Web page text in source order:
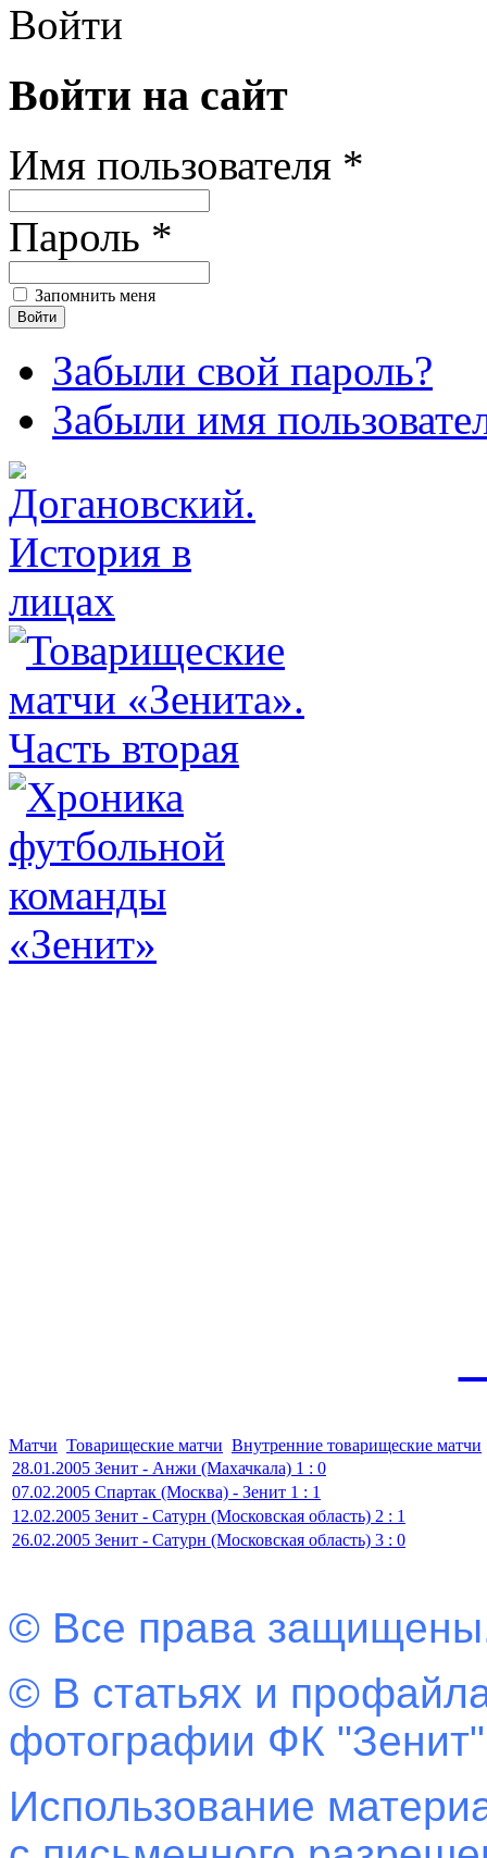
Войти
Войти на сайт
Имя пользователя *
Пароль *
Запомнить меня
Забыли свой пароль?
Забыли имя
Матчи Товарищеские матчи Внутренние товарищеские матчи
28.01.2005 Зенит - Анжи (Махачкала) 1 : 0
07.02.2005 Спартак (Москва) - Зенит 1 : 1
12.02.2005 Зенит - Сатурн (Московская область) 2 : 1
26.02.2005 Зенит - Сатурн (Московская область) 3 : 0
© Все права
© В статьях и
фотографии ФК
Использование